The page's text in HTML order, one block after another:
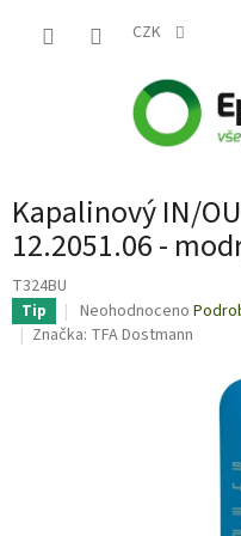
CZK
Kapalinový IN/
12.2051.06 -
T324BU
Tip
Průměrné
hodnocení
Neohodnoceno
Značka: TFA Dostmann